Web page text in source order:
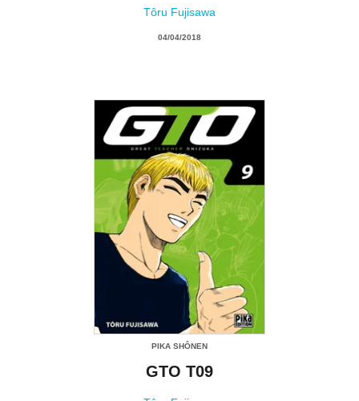
Tôru Fujisawa
04/04/2018
PIKA SHÔNEN
GTO T09